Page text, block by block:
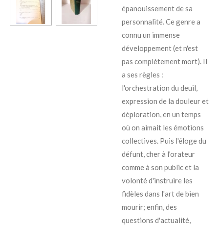
épanouissement de sa
personnalité. Ce genre a
connu un immense
développement (et n'est
pas complètement mort). Il
a ses règles :
l'orchestration du deuil,
expression de la douleur et
déploration, en un temps
où on aimait les émotions
collectives. Puis l'éloge du
défunt, cher à l'orateur
comme à son public et la
volonté d'instruire les
fidèles dans l'art de bien
mourir; enfin, des
questions d'actualité,